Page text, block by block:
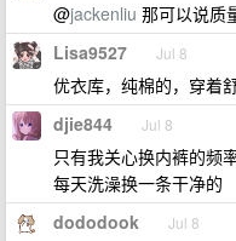
@jackenliu 那可以说质
Lisa9527 Jul 8
优衣库，纯棉的，穿着
djie844 Jul 8
只有我关心换内裤的频
每天洗澡换一条干净的
dododook Jul 8